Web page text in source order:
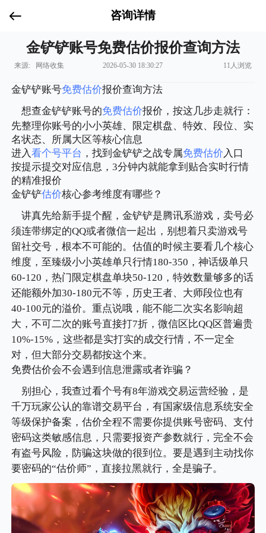
咨询详情
金铲铲账号免费估价报价查询方法
来源: 网络收集 2026-05-30 18:30:27 11人浏览
金铲铲账号免费估价报价查询方法
想查金铲铲账号的免费估价报价，按这几步走就行：
先整理你账号的小小英雄、限定棋盘、特效、段位、实
名状态、所属大区等核心信息
进入看个号平台 ，找到金铲铲之战专属免费估价 入口
按提示提交对应信息，3分钟内就能拿到贴合实时行情
的精准报价
金铲铲估价核心参考维度有哪些？
讲真先给新手提个醒，金铲铲是腾讯系游戏，卖号必
须连带绑定的QQ或者微信一起出，别想着只卖游戏号
留社交号，根本不可能的。估值的时候主要看几个核心
维度，至臻级小小英雄单只行情180-350，神话级单只
60-120，热门限定棋盘单块50-120，特效数量够多的话
还能额外加30-180元不等，历史王者、大师段位也有
40-100元的溢价。重点说哦，能不能二次实名影响超
大，不可二次的账号直接打7折，微信区比QQ区普遍贵
10%-15%，这些都是实打实的成交行情，不一定全
对，但大部分交易都按这个来。
免费估价会不会遇到信息泄露或者诈骗？
别担心，我查过看个号有8年游戏交易运营经验，是
千万玩家公认的靠谱交易平台，有国家级信息系统安全
等级保护备案，估价全程不需要你提供账号密码、支付
密码这类敏感信息，只需要报资产参数就行，完全不会
有盗号风险，防骗这块做的很到位。要是遇到主动找你
要密码的“估价师”，直接拉黑就行，全是骗子。